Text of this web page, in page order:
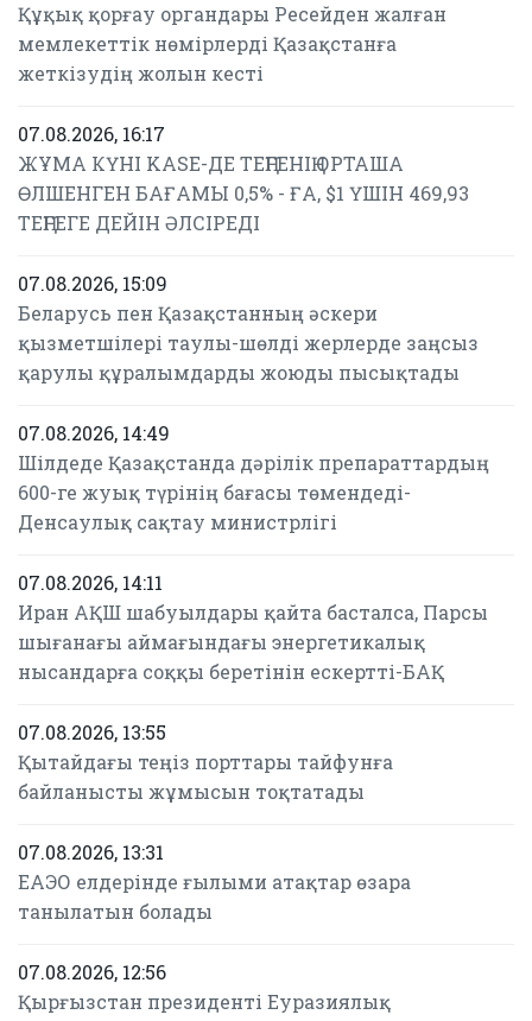
Құқық қорғау органдары Ресейден жалған
мемлекеттік нөмірлерді Қазақстанға
жеткізудің жолын кесті
07.08.2026, 16:17
ЖҰМА КҮНІ KASE-ДЕ ТЕҢГЕНІҢ ОРТАША
ӨЛШЕНГЕН БАҒАМЫ 0,5% - ҒА, $1 ҮШІН 469,93
ТЕҢГЕГЕ ДЕЙІН ӘЛСІРЕДІ
07.08.2026, 15:09
Беларусь пен Қазақстанның әскери
қызметшілері таулы-шөлді жерлерде заңсыз
қарулы құралымдарды жоюды пысықтады
07.08.2026, 14:49
Шілдеде Қазақстанда дәрілік препараттардың
600-ге жуық түрінің бағасы төмендеді-
Денсаулық сақтау министрлігі
07.08.2026, 14:11
Иран АҚШ шабуылдары қайта басталса, Парсы
шығанағы аймағындағы энергетикалық
нысандарға соққы беретінін ескертті-БАҚ
07.08.2026, 13:55
Қытайдағы теңіз порттары тайфунға
байланысты жұмысын тоқтатады
07.08.2026, 13:31
ЕАЭО елдерінде ғылыми атақтар өзара
танылатын болады
07.08.2026, 12:56
Қырғызстан президенті Еуразиялық